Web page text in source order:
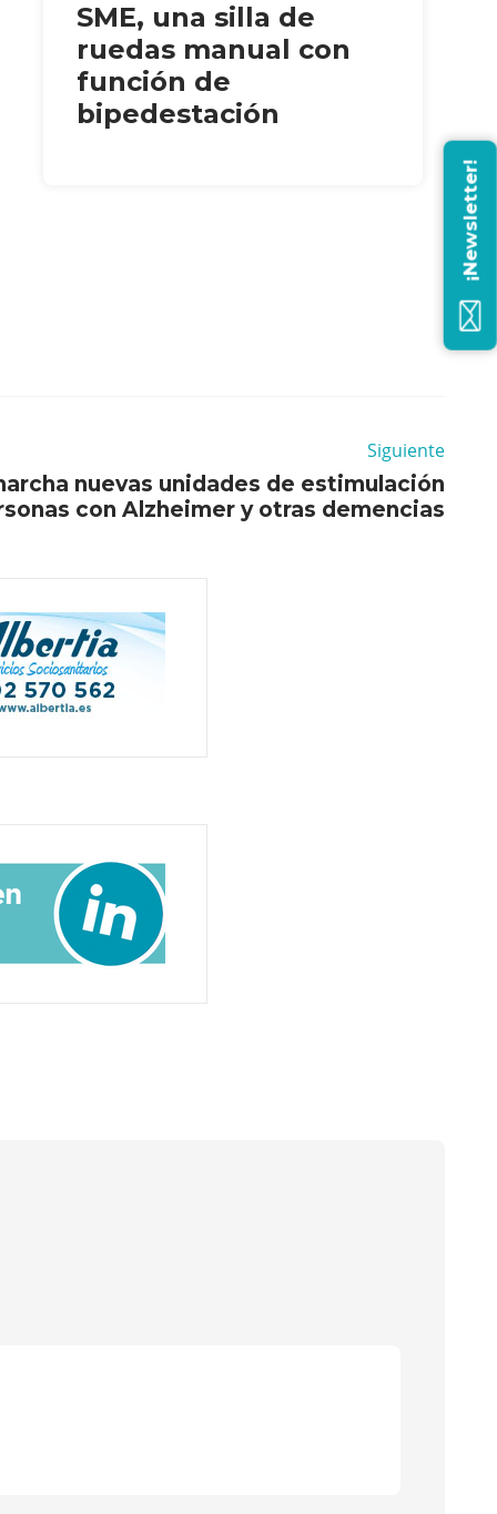
SME, una silla de
ruedas manual con
función de
bipedestación
Siguiente
nuevas unidades de estimulación
con Alzheimer y otras demencias
¡Newsletter!